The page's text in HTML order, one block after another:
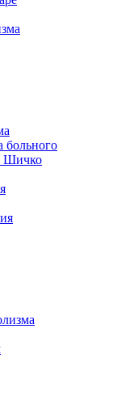
больного
Шичко